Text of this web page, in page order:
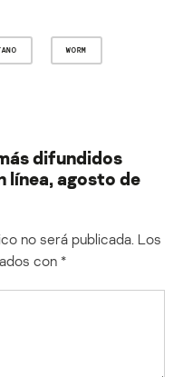
WORM
difundidos
línea, agosto de
no será publicada. Los
con *